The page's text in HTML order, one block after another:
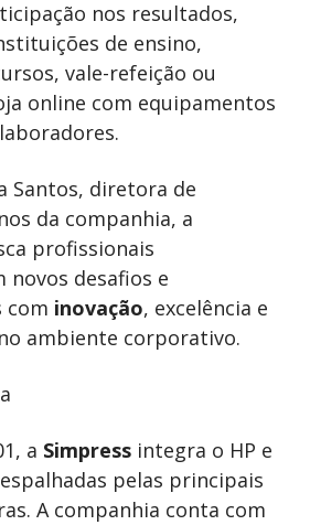
nos resultados,
de ensino,
vale-refeição ou
online com equipamentos
Santos, diretora de
da companhia, a
profissionais
novos desafios e
com inovação, excelência e
ambiente corporativo.
a Simpress integra o HP e
pelas principais
A companhia conta com